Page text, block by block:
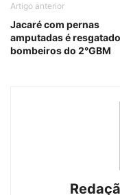
Artigo anterior
Jacaré com pernas
amputadas é
bombeiros do 2°GBM